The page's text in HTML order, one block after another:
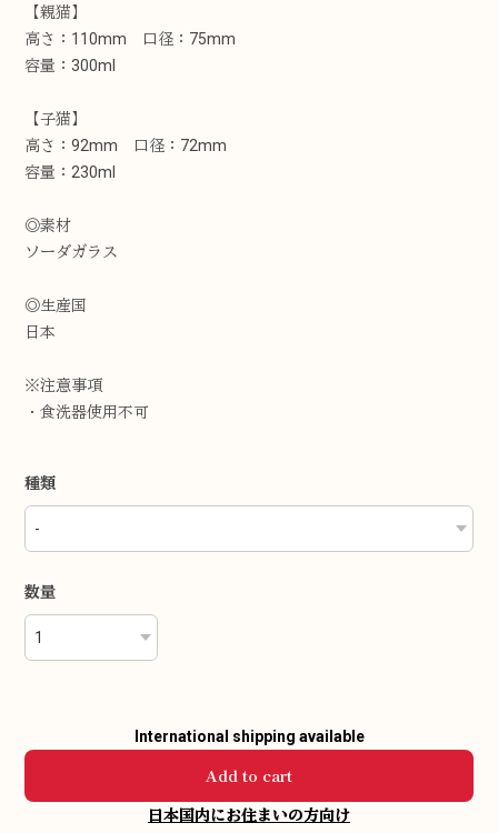
【親猫】
高さ：110mm 口径：75mm
容量：300ml
【子猫】
高さ：92mm 口径：72mm
容量：230ml
◎素材
ソーダガラス
◎生産国
日本
※注意事項
・食洗器使用不可
種類
数量
International shipping available
Add to cart
日本国内にお住まいの方向け